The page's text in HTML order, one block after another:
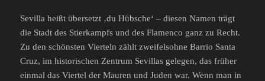
Sevilla heißt übersetzt ‚du Hübsche‘ – diesen Namen trägt
die Stadt des Stierkampfs und des Flamenco ganz zu Recht.
Zu den schönsten Vierteln zählt zweifelsohne Barrio Santa
Cruz, im historischen Zentrum Sevillas gelegen, das früher
einmal das Viertel der Mauren und Juden war. Wenn man in